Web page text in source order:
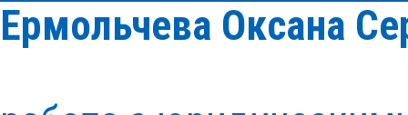
Ермольчева Оксана